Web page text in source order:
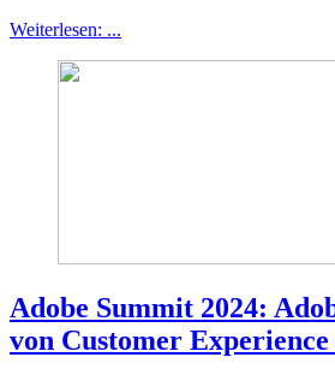
Weiterlesen: ...
Adobe Summit 2024:
von Customer